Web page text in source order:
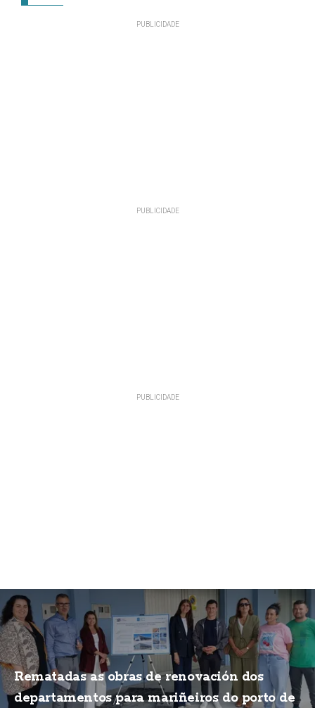
Rematadas as obras de renovación dos
departamentos para mariñeiros do porto de